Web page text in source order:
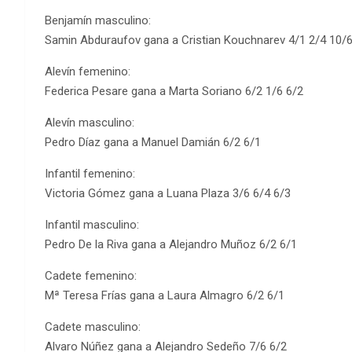
Benjamín masculino:
Samin Abduraufov gana a Cristian Kouchnarev 4/1 2/4 10/6
Alevín femenino:
Federica Pesare gana a Marta Soriano 6/2 1/6 6/2
Alevín masculino:
Pedro Díaz gana a Manuel Damián 6/2 6/1
Infantil femenino:
Victoria Gómez gana a Luana Plaza 3/6 6/4 6/3
Infantil masculino:
Pedro De la Riva gana a Alejandro Muñoz 6/2 6/1
Cadete femenino:
Mª Teresa Frías gana a Laura Almagro 6/2 6/1
Cadete masculino:
Alvaro Núñez gana a Alejandro Sedeño 7/6 6/2